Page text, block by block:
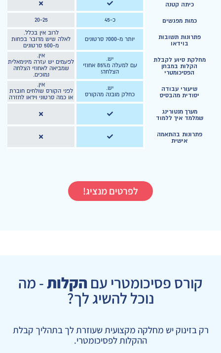
כיתה קטנה
כמות מפגשים כ-45 20-25
פתרונות תשובות
בוידאו
יותר מ-7000 סרטונים
לרוב אין בכלל.
לאלה שיש מדובר בפחות
מ-500 סרטונים
מחלקת סיוע לקבלת
הקלות במבחן
הפסיכומטרי
יש.
עם למעלה מ85% אחוזי
הצלחה!
אין.
לפעמים יש עזרה מינימאלית
שמביאה לאחוזי הצלחה
נמוכים.
שיעורי עבודה
יסודית מהבסיס
יש.
כחלק מובנה מהקורס
אין.
לפני הקורס שולחים חוברת
או כמה סרטוני וידאו לחזרה
מערך מנטורינג
שמלמד איך ללמוד
פתרונות בהתאמה
אישית
לפרטים מנציג!
קורס פסיכומטרי עםהקלות- מה
נוכל להשיג לך?
רק בזינוק יש מחלקה מקצועית שעוזרת לך בתהליך קבלת
ההקלות לפסיכומטרי.